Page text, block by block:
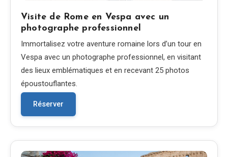
Visite de Rome en Vespa avec un
photographe professionnel
Immortalisez votre aventure romaine lors d’un tour en
Vespa avec un photographe professionnel, en visitant
des lieux emblématiques et en recevant 25 photos
époustouflantes.
Réserver